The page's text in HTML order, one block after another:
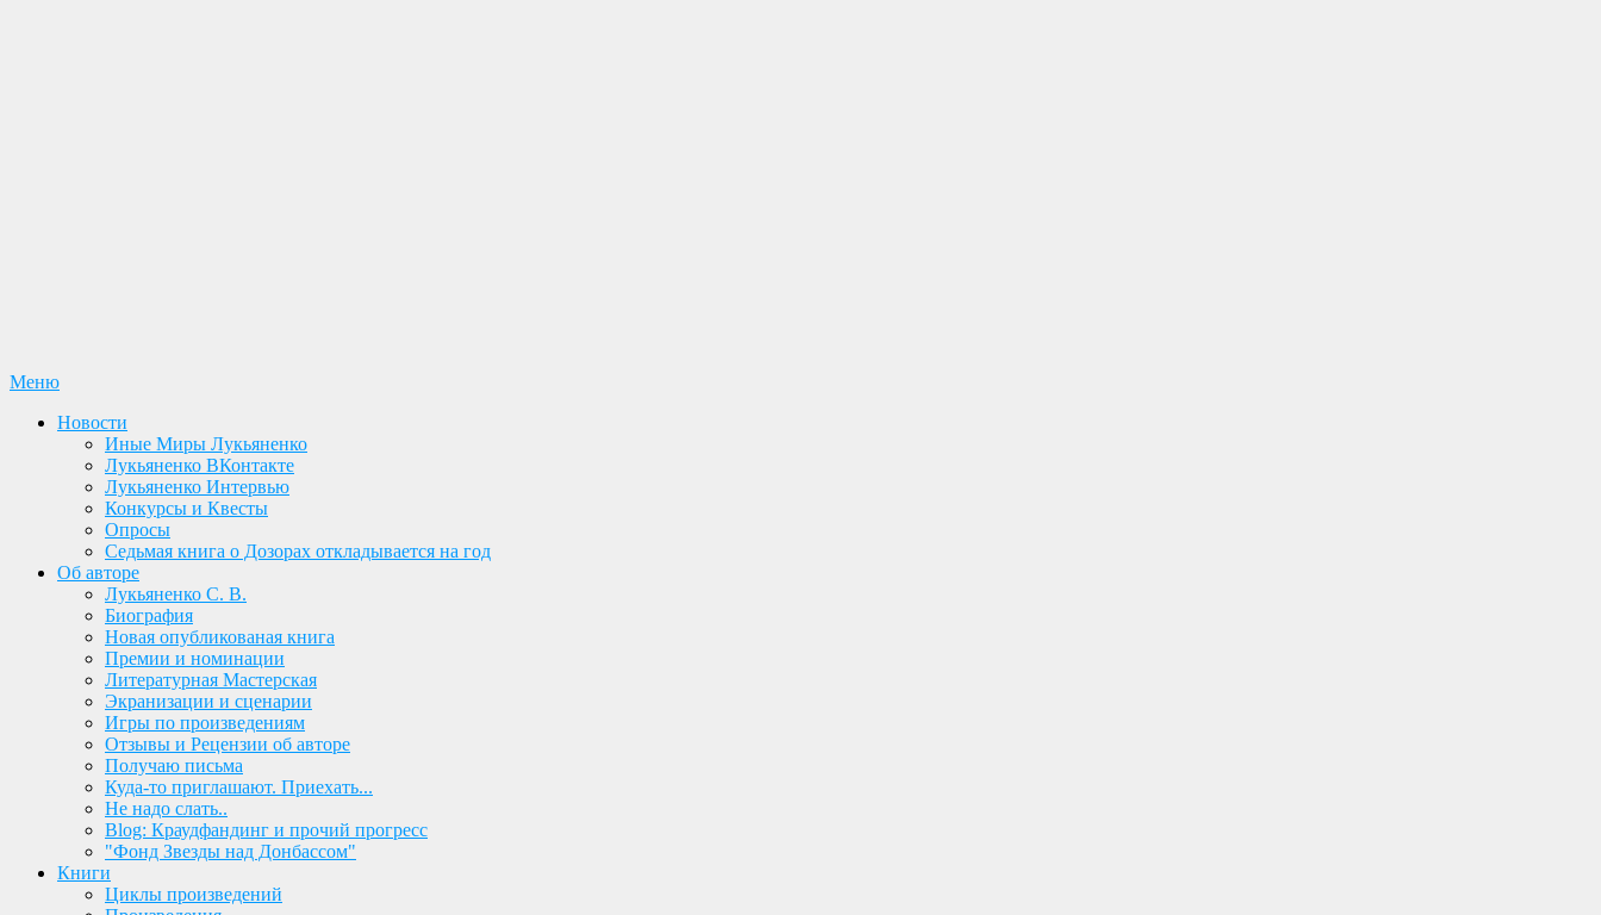
Перейти
содержимому
Меню
Новости
Иные Миры Лукьяненко
Лукьяненко ВКонтакте
Лукьяненко Интервью
Конкурсы и Квесты
Опросы
Седьмая книга о Дозорах откладывается на год
Об авторе
Лукьяненко С. В.
Биография
Новая опубликованая книга
Премии и номинации
Литературная Мастерская
Экранизации и сценарии
Игры по произведениям
Отзывы и Рецензии об авторе
Получаю письма
Куда-то приглашают. Приехать...
Не надо слать..
Blog: Краудфандинг и прочий прогресс
"Фонд Звезды над Донбассом"
Книги
Циклы произведений